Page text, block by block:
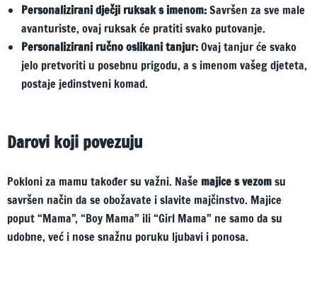
Personalizirani dječji ruksak s imenom:Savršen za sve male
avanturiste, ovaj ruksak će pratiti svako putovanje.
Personalizirani ručno oslikani tanjur:Ovaj tanjur će svako
jelo pretvoriti u posebnu prigodu, a s imenom vašeg djeteta,
postaje jedinstveni komad.
Darovi koji povezuju
Pokloni za mamu također su važni. Naše majice s vezomsu
savršen način da se obožavate i slavite majčinstvo. Majice
poput “Mama”, “Boy Mama” ili “Girl Mama” ne samo da su
udobne, već i nose snažnu poruku ljubavi i ponosa.